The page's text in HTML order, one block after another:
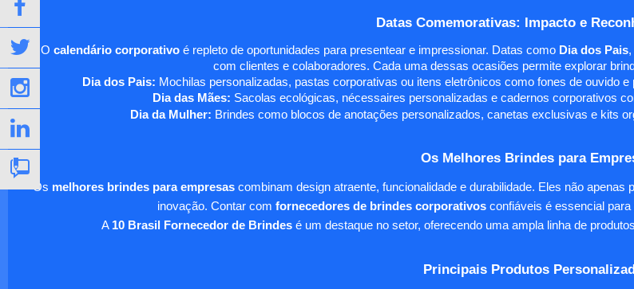
Datas Comemorativas: Impacto e
O calendário corporativo é repleto de oportunidades para presentear e impressionar. Datas como Dia dos Pais,
com clientes e colaboradores. Cada uma dessas ocasiões permite explorar
Dia dos Pais: Mochilas personalizadas, pastas corporativas ou itens eletrônicos como fones de ouvido
Dia das Mães: Sacolas ecológicas, nécessaires personalizadas e cadernos corporativos
Dia da Mulher: Brindes como blocos de anotações personalizados, canetas exclusivas e kits
Os Melhores Brindes para
Os melhores brindes para empresascombinam design atraente, funcionalidade e durabilidade. Eles não
inovação. Contar com fornecedores de brindes corporativos confiáveis é essencial para
A 10 Brasil Fornecedor de Brindesé um destaque no setor, oferecendo uma ampla linha de
Principais Produtos